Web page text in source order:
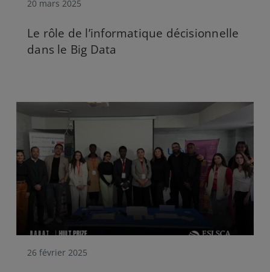
20 mars 2025
Le rôle de l’informatique décisionnelle
dans le Big Data
26 février 2025